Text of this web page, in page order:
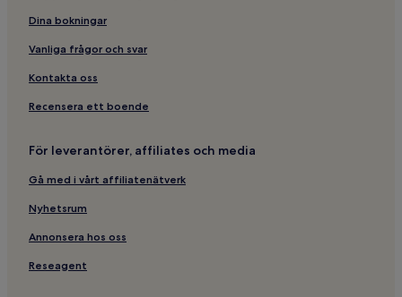
Hotell i Stockholm centrum
Lyxhotell i närheten av Långholmen
Familjehotell i närheten av Drottninggatan
Hotell i Söder Mälarstrand
Pensionat i Stockholm centrum
Hotell i närheten av Norr Mälarstrand
4-Stjärniga hotell i Rörstrandsgatan
Hotell med gratis frukost i närheten av Långholmen
Hotell i närheten av Strawberry Arena
Dina bokningar
Vanliga frågor och svar
Kontakta oss
Recensera ett boende
För leverantörer, affiliates och media
Gå med i vårt affiliatenätverk
Nyhetsrum
Annonsera hos oss
Reseagent